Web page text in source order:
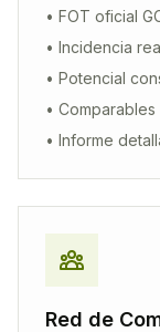
• FOT oficial
• Incidencia
• Potencial
•
• Informe
Red de